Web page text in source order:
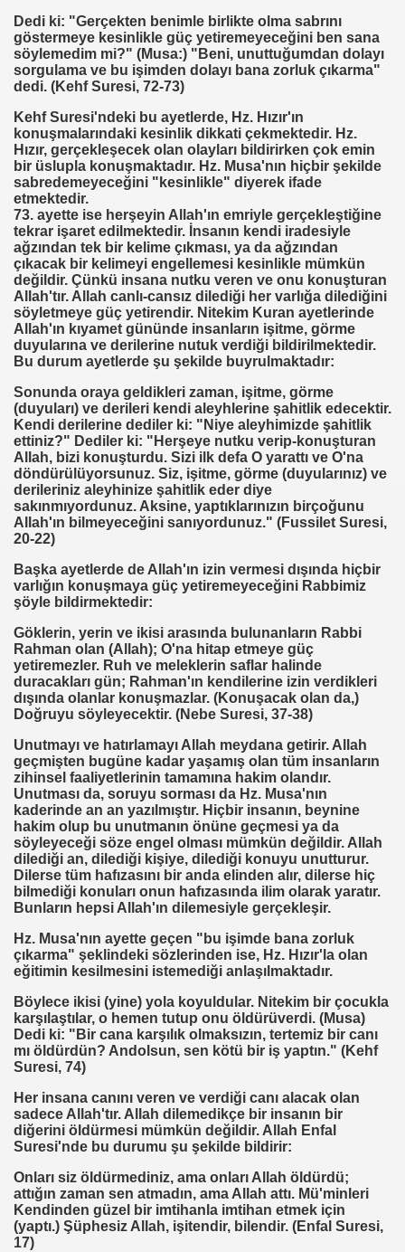
Dedi ki: "Gerçekten benimle birlikte olma sabrını
göstermeye kesinlikle güç yetiremeyeceğini ben sana
söylemedim mi?" (Musa:) "Beni, unuttuğumdan dolayı
sorgulama ve bu işimden dolayı bana zorluk çıkarma"
dedi. (Kehf Suresi, 72-73)
Kehf Suresi'ndeki bu ayetlerde, Hz. Hızır'ın
konuşmalarındaki kesinlik dikkati çekmektedir. Hz.
Hızır, gerçekleşecek olan olayları bildirirken çok emin
bir üslupla konuşmaktadır. Hz. Musa'nın hiçbir şekilde
sabredemeyeceğini "kesinlikle" diyerek ifade
etmektedir.
73. ayette ise herşeyin Allah'ın emriyle gerçekleştiğine
tekrar işaret edilmektedir. İnsanın kendi iradesiyle
ağzından tek bir kelime çıkması, ya da ağzından
çıkacak bir kelimeyi engellemesi kesinlikle mümkün
değildir. Çünkü insana nutku veren ve onu konuşturan
Allah'tır. Allah canlı-cansız dilediği her varlığa dilediğini
söyletmeye güç yetirendir. Nitekim Kuran ayetlerinde
Allah'ın kıyamet gününde insanların işitme, görme
duyularına ve derilerine nutuk verdiği bildirilmektedir.
Bu durum ayetlerde şu şekilde buyrulmaktadır:
Sonunda oraya geldikleri zaman, işitme, görme
(duyuları) ve derileri kendi aleyhlerine şahitlik edecektir.
Kendi derilerine dediler ki: "Niye aleyhimizde şahitlik
ettiniz?" Dediler ki: "Herşeye nutku verip-konuşturan
Allah, bizi konuşturdu. Sizi ilk defa O yarattı ve O'na
döndürülüyorsunuz. Siz, işitme, görme (duyularınız) ve
derileriniz aleyhinize şahitlik eder diye
sakınmıyordunuz. Aksine, yaptıklarınızın birçoğunu
Allah'ın bilmeyeceğini sanıyordunuz." (Fussilet Suresi,
20-22)
Başka ayetlerde de Allah'ın izin vermesi dışında hiçbir
varlığın konuşmaya güç yetiremeyeceğini Rabbimiz
şöyle bildirmektedir:
Göklerin, yerin ve ikisi arasında bulunanların Rabbi
Rahman olan (Allah); O'na hitap etmeye güç
yetiremezler. Ruh ve meleklerin saflar halinde
duracakları gün; Rahman'ın kendilerine izin verdikleri
dışında olanlar konuşmazlar. (Konuşacak olan da,)
Doğruyu söyleyecektir. (Nebe Suresi, 37-38)
Unutmayı ve hatırlamayı Allah meydana getirir. Allah
geçmişten bugüne kadar yaşamış olan tüm insanların
zihinsel faaliyetlerinin tamamına hakim olandır.
Unutması da, soruyu sorması da Hz. Musa'nın
kaderinde an an yazılmıştır. Hiçbir insanın, beynine
hakim olup bu unutmanın önüne geçmesi ya da
söyleyeceği söze engel olması mümkün değildir. Allah
dilediği an, dilediği kişiye, dilediği konuyu unutturur.
Dilerse tüm hafızasını bir anda elinden alır, dilerse hiç
bilmediği konuları onun hafızasında ilim olarak yaratır.
Bunların hepsi Allah'ın dilemesiyle gerçekleşir.
Hz. Musa'nın ayette geçen "bu işimde bana zorluk
çıkarma" şeklindeki sözlerinden ise, Hz. Hızır'la olan
eğitimin kesilmesini istemediği anlaşılmaktadır.
Böylece ikisi (yine) yola koyuldular. Nitekim bir çocukla
karşılaştılar, o hemen tutup onu öldürüverdi. (Musa)
Dedi ki: "Bir cana karşılık olmaksızın, tertemiz bir canı
mı öldürdün? Andolsun, sen kötü bir iş yaptın." (Kehf
Suresi, 74)
Her insana canını veren ve verdiği canı alacak olan
sadece Allah'tır. Allah dilemedikçe bir insanın bir
diğerini öldürmesi mümkün değildir. Allah Enfal
Suresi'nde bu durumu şu şekilde bildirir:
Onları siz öldürmediniz, ama onları Allah öldürdü;
attığın zaman sen atmadın, ama Allah attı. Mü'minleri
Kendinden güzel bir imtihanla imtihan etmek için
(yaptı.) Şüphesiz Allah, işitendir, bilendir. (Enfal Suresi,
17)
VİRÜS"
MERKEZI AÇILDI
MEHMET
YAPAR
YÖNETENLER
UNUT
EV HANIMIMI
DEĞİL
KALDIRAN HZ MUHAMMEDİN SÜNNETI
SIĞINIRIM
Başak ERSEN
ILERI GÖRÜŞLÜ GÜNEŞ ENERJI GÖNÜLLÜSÜ